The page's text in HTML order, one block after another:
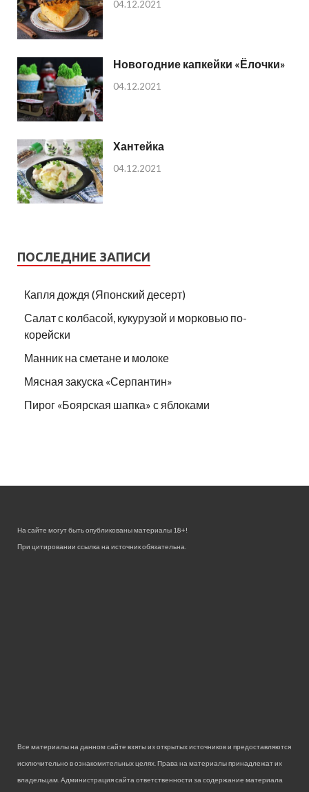
04.12.2021
Новогодние капкейки «Ёлочки»
04.12.2021
Хантейка
04.12.2021
ПОСЛЕДНИЕ ЗАПИСИ
Капля дождя (Японский десерт)
Салат с колбасой, кукурузой и морковью по-
корейски
Манник на сметане и молоке
Мясная закуска «Серпантин»
Пирог «Боярская шапка» с яблоками
На сайте могут быть опубликованы материалы 18+!
При цитировании ссылка на источник обязательна.
Все материалы на данном сайте взяты из открытых источников и предоставляются
исключительно в ознакомительных целях. Права на материалы принадлежат их
владельцам. Администрация сайта ответственности за содержание материала